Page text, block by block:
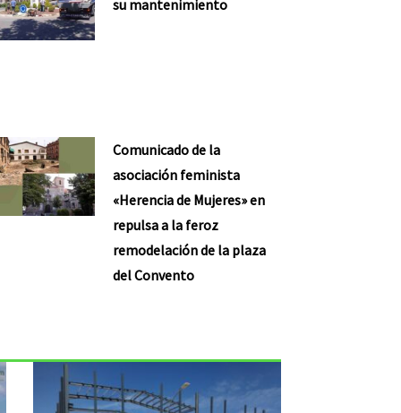
su mantenimiento
Comunicado de la
asociación feminista
«Herencia de Mujeres» en
repulsa a la feroz
remodelación de la plaza
del Convento